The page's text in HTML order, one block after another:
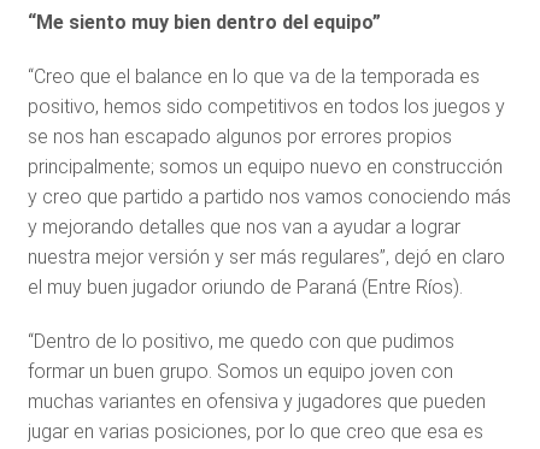
“Me siento muy bien dentro del equipo”
“Creo que el balance en lo que va de la temporada es
positivo, hemos sido competitivos en todos los juegos y
se nos han escapado algunos por errores propios
principalmente; somos un equipo nuevo en construcción
y creo que partido a partido nos vamos conociendo más
y mejorando detalles que nos van a ayudar a lograr
nuestra mejor versión y ser más regulares”, dejó en claro
el muy buen jugador oriundo de Paraná (Entre Ríos).
“Dentro de lo positivo, me quedo con que pudimos
formar un buen grupo. Somos un equipo joven con
muchas variantes en ofensiva y jugadores que pueden
jugar en varias posiciones, por lo que creo que esa es